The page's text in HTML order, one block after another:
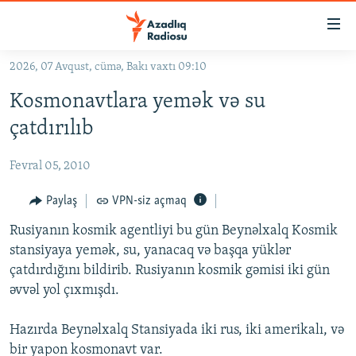
Əsas
qayıt
Əsas
naviqasiyaya
qayıt
KORRUPSIOMETR
#ƏSLINDƏ
FƏRQƏ BAX
QANUNI DOĞRU
ARAŞDIRMA
MULTIMEDIA
FOTOQALEREYA
HAQQIMIZDA
2026, 07 Avqust, cümə, Bakı vaxtı 09:10
Kosmonavtlara yemək və su
çatdırılıb
Fevral 05, 2010
Paylaş VPN-siz açmaq
Rusiyanın kosmik agentliyi bu gün Beynəlxalq Kosmik
stansiyaya yemək, su, yanacaq və başqa yüklər
çatdırdığını bildirib. Rusiyanın kosmik gəmisi iki gün
əvvəl yol çıxmışdı.
Hazırda Beynəlxalq Stansiyada iki rus, iki amerikalı, və
bir yapon kosmonavt var.